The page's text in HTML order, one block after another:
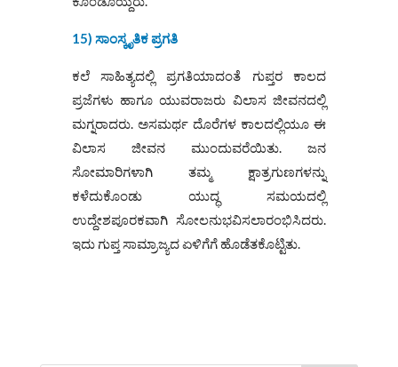
15) ಸಾಂಸ್ಕೃತಿಕ ಪ್ರಗತಿ
ಕಲೆ ಸಾಹಿತ್ಯದಲ್ಲಿ ಪ್ರಗತಿಯಾದಂತೆ ಗುಪ್ತರ ಕಾಲದ
ಪ್ರಜೆಗಳು ಹಾಗೂ ಯುವರಾಜರು ವಿಲಾಸ ಜೀವನದಲ್ಲಿ
ಮಗ್ನರಾದರು. ಅಸಮರ್ಥ ದೊರೆಗಳ ಕಾಲದಲ್ಲಿಯೂ ಈ
ವಿಲಾಸ ಜೀವನ ಮುಂದುವರೆಯಿತು. ಜನ
ಸೋಮಾರಿಗಳಾಗಿ ತಮ್ಮ ಕ್ಷಾತ್ರಗುಣಗಳನ್ನು
ಕಳೆದುಕೊಂಡು ಯುದ್ಧ ಸಮಯದಲ್ಲಿ
ಉದ್ದೇಶಪೂರಕವಾಗಿ ಸೋಲನುಭವಿಸಲಾರಂಭಿಸಿದರು.
ಇದು ಗುಪ್ತ ಸಾಮ್ರಾಜ್ಯದ ಏಳಿಗೆಗೆ ಹೊಡೆತಕೊಟ್ಟಿತು.